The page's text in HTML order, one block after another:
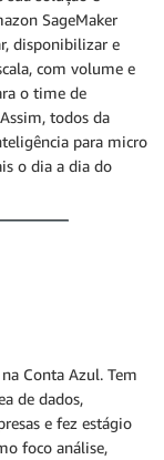
SageMaker
disponibilizar e
com volume e
o time de
todos da
para micro
o dia a dia do
Conta Azul. Tem
de dados,
e fez estágio
foco análise,